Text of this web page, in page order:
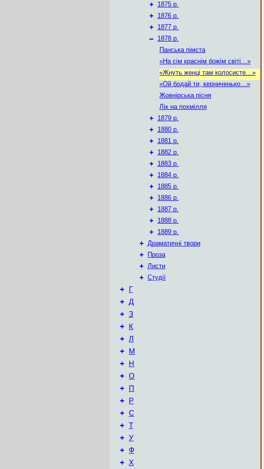
+ 1875 р.
+ 1876 р.
+ 1877 р.
– 1878 р.
Панська пімста
«На сім краснім божім світі…»
«Жнуть женці там колосисте…»
«Ой бодай ти, керниченько…»
Жовнірська пісня
Лік на похмілля
+ 1879 р.
+ 1880 р.
+ 1881 р.
+ 1882 р.
+ 1883 р.
+ 1884 р.
+ 1885 р.
+ 1886 р.
+ 1887 р.
+ 1888 р.
+ 1889 р.
+ Драматичні твори
+
Проза
+ Листи
+ Студії
+ Г
+ Д
+ З
+ К
+ Л
+ М
+ Н
+ О
+ П
+ Р
+ С
+ Т
+ У
+ Ф
+ Х